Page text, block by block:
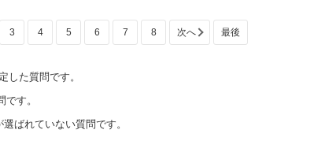
3 4 5 6 7 8
した質問です。
す。
ばれていない質問です。